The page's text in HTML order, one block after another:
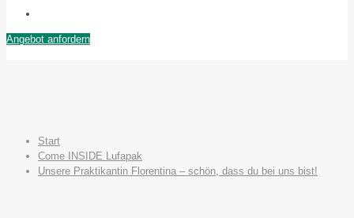
Angebot anfordern
Start
Come INSIDE Lufapak
Unsere Praktikantin Florentina – schön, dass du bei uns bist!